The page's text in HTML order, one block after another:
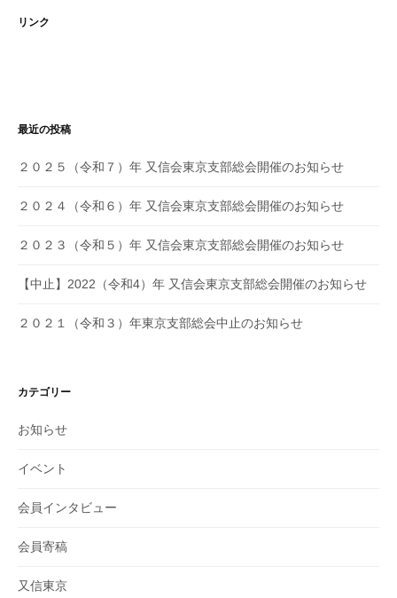
リンク
最近の投稿
２０２５（令和７）年 又信会東京支部総会開催のお知らせ
２０２４（令和６）年 又信会東京支部総会開催のお知らせ
２０２３（令和５）年 又信会東京支部総会開催のお知らせ
【中止】2022（令和4）年 又信会東京支部総会開催のお知らせ
２０２１（令和３）年東京支部総会中止のお知らせ
カテゴリー
お知らせ
イベント
会員インタビュー
会員寄稿
又信東京